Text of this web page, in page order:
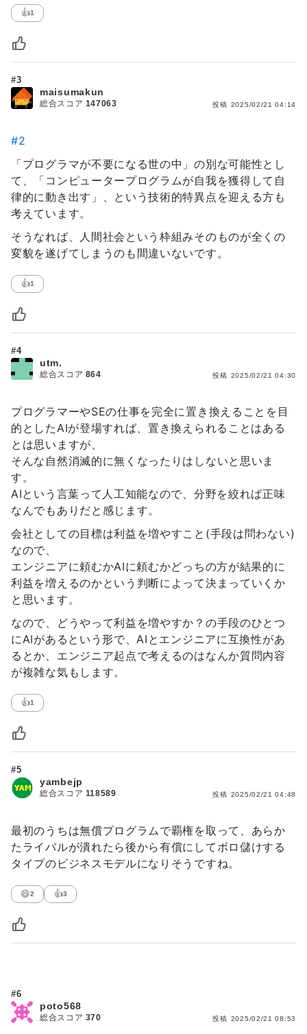
👍1
#3
maisumakun
総合スコア 147063 投稿 2025/02/21 04:14
#2
「プログラマが不要になる世の中」の別な可能性とし
て、「コンピュータープログラムが自我を獲得して自
律的に動き出す」、という技術的特異点を迎える方も
考えています。
そうなれば、人間社会という枠組みそのものが全くの
変貌を遂げてしまうのも間違いないです。
👍1
#4
utm.
総合スコア 864 投稿 2025/02/21 04:30
プログラマーやSEの仕事を完全に置き換えることを目
的としたAIが登場すれば、置き換えられることはある
とは思いますが、
そんな自然消滅的に無くなったりはしないと思いま
す。
AIという言葉って人工知能なので、分野を絞れば正味
なんでもありだと感じます。
会社としての目標は利益を増やすこと(手段は問わない)
なので、
エンジニアに頼むかAIに頼むかどっちの方が結果的に
利益を増えるのかという判断によって決まっていくか
と思います。
なので、どうやって利益を増やすか？の手段のひとつ
にAIがあるという形で、AIとエンジニアに互換性があ
るとか、エンジニア起点で考えるのはなんか質問内容
が複雑な気もします。
👍1
#5
yambejp
総合スコア 118589 投稿 2025/02/21 04:48
最初のうちは無償プログラムで覇権を取って、あらか
たライバルが潰れたら後から有償にしてボロ儲けする
タイプのビジネスモデルになりそうですね。
😄2 👍3
#6
poto568
総合スコア 370 投稿 2025/02/21 08:53